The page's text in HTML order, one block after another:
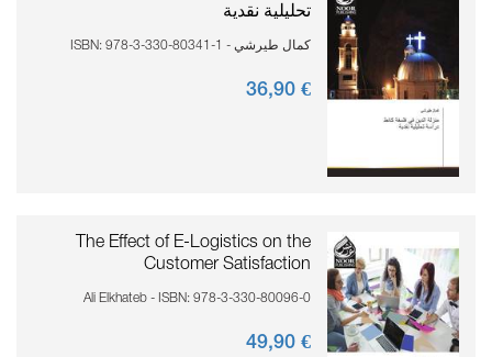
تحليلية نقدية
كمال طيرشي - ISBN: 978-3-330-80341-1
€ 36,
90
The Effect of E-Logistics on the
Customer Satisfaction
Ali Elkhateb - ISBN: 978-3-330-80096-0
€ 49,
90